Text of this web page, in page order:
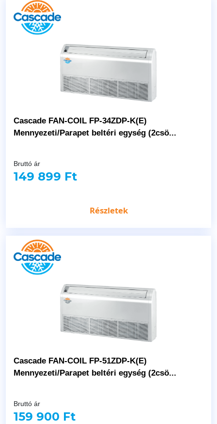
Cascade FAN-COIL FP-34ZDP-K(E)
Mennyezeti/Parapet beltéri egység (2csö...
Bruttó ár
149 899 Ft
Részletek
Cascade FAN-COIL FP-51ZDP-K(E)
Mennyezeti/Parapet beltéri egység (2csö...
Bruttó ár
159 900 Ft